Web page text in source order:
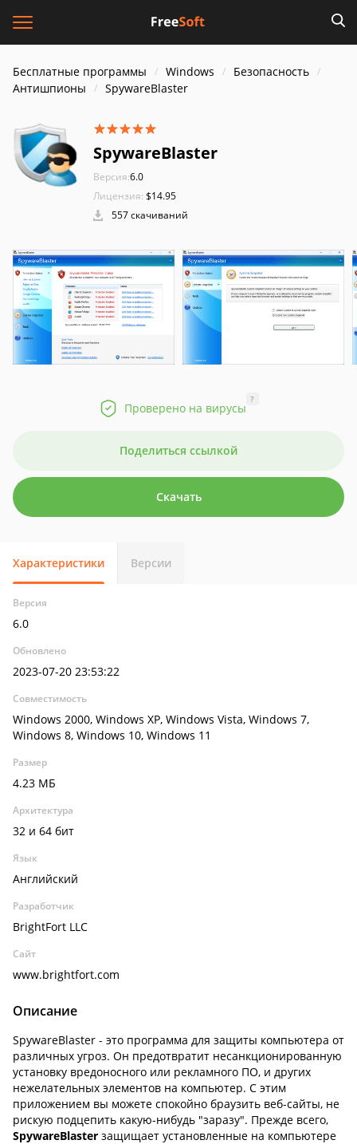
Бесплатные программы Windows
Безопасность
Антишпионы
SpywareBlaster
SpywareBlaster
Версия:6.0
Лицензия: $14.95
557 скачиваний
Проверено на вирусы
?
Поделиться ссылкой
Скачать
Характеристики Версии
Версия
6.0
Обновлено
2023-07-20 23:53:22
Совместимость
Windows 2000, Windows XP, Windows Vista, Windows 7,
Windows 8, Windows 10, Windows 11
Размер
4.23 МБ
Архитектура
32 и 64 бит
Язык
Английский
Разработчик
BrightFort LLC
Сайт
www.brightfort.com
Описание
SpywareBlaster - это программа для защиты компьютера от
различных угроз. Он предотвратит несанкционированную
установку вредоносного или рекламного ПО, и других
нежелательных элементов на компьютер. С этим
приложением вы можете спокойно браузить веб-сайты, не
рискую подцепить какую-нибудь "заразу". Прежде всего,
SpywareBlaster защищает установленные на компьютере